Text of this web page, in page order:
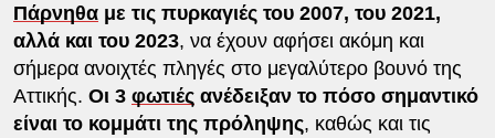
Πάρνηθαμε τις πυρκαγιές του 2007, του 2021,
αλλά και του 2023, να έχουν αφήσει ακόμη και
σήμερα ανοιχτές πληγές στο μεγαλύτερο βουνό της
Αττικής. Οι 3 φωτιέςανέδειξαν το πόσο σημαντικό
είναι το κομμάτι της πρόληψης, καθώς και τις